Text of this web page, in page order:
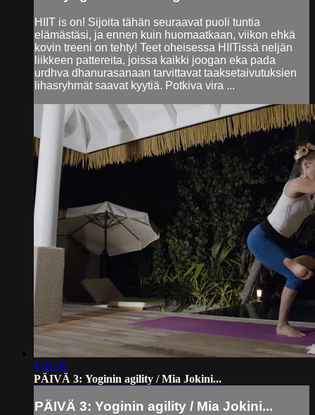
HIIT is on! Sijoita tähän seuraavat puoli tuntia
elämästäsi, ja ennen kuin huomaatkaan, viikon ehkä
kovin treeni on tehty! Teet oheisessa HIITissä neljän
liikkeen pattereita, joissa kaikki joogan eka pada
urdhva dhanurasanaan tarvittavat taaksetaivutuksien
lihasryhmät saavat kyytiä. Potkiva vira ...
1:01:56
PÄIVÄ 3: Yoginin agility / Mia Jokini...
PÄIVÄ 3: Yoginin agility / Mia Jokini...